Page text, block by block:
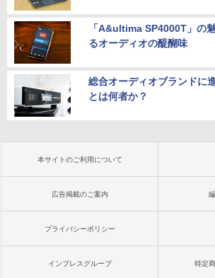
「A&ultima SP4000T」の
るオーディオの醍醐味
総合オーディオブランドに
とは何者か？
本サイトのご利用について
広告掲載のご案内
プライバシーポリシー
インプレスグループ 特定